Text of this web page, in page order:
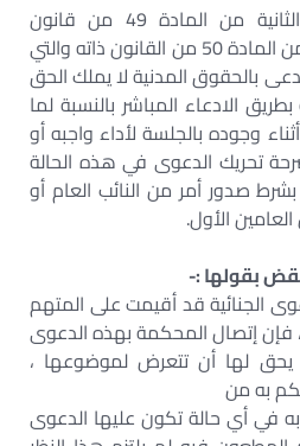
لما كان مؤدى الفقرة الثانية من المادة 49 من قانون
المحاماة و الفقرة الأولى من المادة 50 من القانون ذاته والتي
بالحقوق المدنية لا يملك الحق
الادعاء المباشر بالنسبة لما
وجوده بالجلسة لأداء واجبه أو
تحريك الدعوى في هذه الحالة
صدور أمر من النائب العام أو
الأول.
بقولها :-
الجنائية قد أقيمت على المتهم
فإن إتصال المحكمة بهذه الدعوى
يحق لها أن تتعرض لموضوعها ،
به من
في أي حالة تكون عليها الدعوى